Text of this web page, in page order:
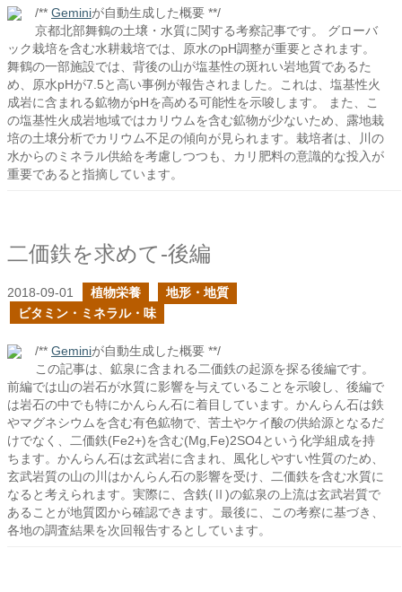
/** Geminiが自動生成した概要 **/
京都北部舞鶴の土壌・水質に関する考察記事です。 グローバ
ック栽培を含む水耕栽培では、原水のpH調整が重要とされます。
舞鶴の一部施設では、背後の山が塩基性の斑れい岩地質であるた
め、原水pHが7.5と高い事例が報告されました。これは、塩基性火
成岩に含まれる鉱物がpHを高める可能性を示唆します。 また、こ
の塩基性火成岩地域ではカリウムを含む鉱物が少ないため、露地栽
培の土壌分析でカリウム不足の傾向が見られます。栽培者は、川の
水からのミネラル供給を考慮しつつも、カリ肥料の意識的な投入が
重要であると指摘しています。
二価鉄を求めて-後編
2018-09-01 植物栄養
地形・地質
ビタミン・ミネラル・味
/** Geminiが自動生成した概要 **/
この記事は、鉱泉に含まれる二価鉄の起源を探る後編です。
前編では山の岩石が水質に影響を与えていることを示唆し、後編で
は岩石の中でも特にかんらん石に着目しています。かんらん石は鉄
やマグネシウムを含む有色鉱物で、苦土やケイ酸の供給源となるだ
けでなく、二価鉄(Fe2+)を含む(Mg,Fe)2SO4という化学組成を持
ちます。かんらん石は玄武岩に含まれ、風化しやすい性質のため、
玄武岩質の山の川はかんらん石の影響を受け、二価鉄を含む水質に
なると考えられます。実際に、含鉄(Ⅱ)の鉱泉の上流は玄武岩質で
あることが地質図から確認できます。最後に、この考察に基づき、
各地の調査結果を次回報告するとしています。